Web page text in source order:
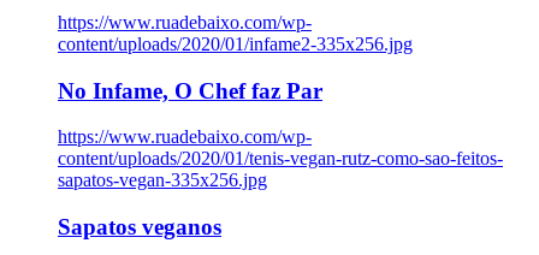
https://www.ruadebaixo.com/wp-
content/uploads/2020/01/infame2-335x256.jpg
No Infame, O Chef faz Par
https://www.ruadebaixo.com/wp-
content/uploads/2020/01/tenis-vegan-rutz-como-sao-feitos-
sapatos-vegan-335x256.jpg
Sapatos veganos